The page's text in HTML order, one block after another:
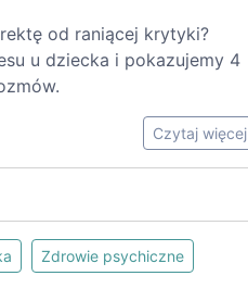
od raniącej krytyki?
u dziecka i pokazujemy 4
Czytaj więcej
Zdrowie psychiczne